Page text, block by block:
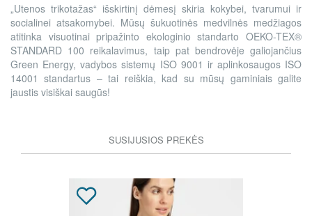
„Utenos trikotažas“ išskirtinį dėmesį skiria kokybei, tvarumui ir
socialinei atsakomybei. Mūsų šukuotinės medvilnės medžiagos
atitinka visuotinai pripažinto ekologinio standarto OEKO-TEX®
STANDARD 100 reikalavimus, taip pat bendrovėje galiojančius
Green Energy, vadybos sistemų ISO 9001 ir aplinkosaugos ISO
14001 standartus – tai reiškia, kad su mūsų gaminiais galite
jaustis visiškai saugūs!
SUSIJUSIOS PREKĖS